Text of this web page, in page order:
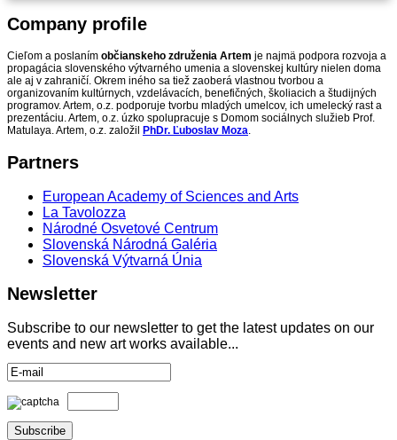
Company profile
Cieľom a poslaním občianskeho združenia Artem je najmä podpora rozvoja a
propagácia slovenského výtvarného umenia a slovenskej kultúry nielen doma
ale aj v zahraničí. Okrem iného sa tiež zaoberá vlastnou tvorbou a
organizovaním kultúrnych, vzdelávacích, benefičných, školiacich a študijných
programov. Artem, o.z. podporuje tvorbu mladých umelcov, ich umelecký rast a
prezentáciu. Artem, o.z. úzko spolupracuje s Domom sociálnych služieb Prof.
Matulaya. Artem, o.z. založil
PhDr. Ľuboslav Moza.
Partners
European Academy of Sciences and Arts
La Tavolozza
Národné Osvetové Centrum
Slovenská Národná Galéria
Slovenská Výtvarná Únia
Newsletter
Subscribe to our newsletter to get the latest updates on our
events and new art works available...